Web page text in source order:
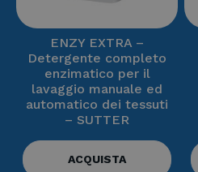
ENZY EXTRA –
Detergente completo
enzimatico per il
lavaggio manuale ed
automatico dei tessuti
– SUTTER
ACQUISTA